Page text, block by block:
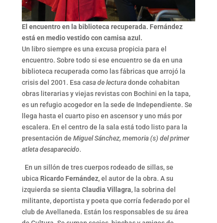
El encuentro en la biblioteca recuperada. Fernández
está en medio vestido con camisa azul.
Un libro siempre es una excusa propicia para el
encuentro. Sobre todo si ese encuentro se da en una
biblioteca recuperada como las fábricas que arrojó la
crisis del 2001. Esa casa de lecturadonde cohabitan
obras literarias y viejas revistas con Bochini en la tapa,
es un refugio acogedor en la sede de Independiente. Se
llega hasta el cuarto piso en ascensor y uno más por
escalera. En el centro de la sala está todo listo para la
presentación de Miguel Sánchez, memoria (s) del primer
atleta desaparecido.
En un sillón de tres cuerpos rodeado de sillas, se
ubica Ricardo Fernández, el autor de la obra. A su
izquierda se sienta Claudia Villagra, la sobrina del
militante, deportista y poeta que corría federado por el
club de Avellaneda. Están los responsables de su área